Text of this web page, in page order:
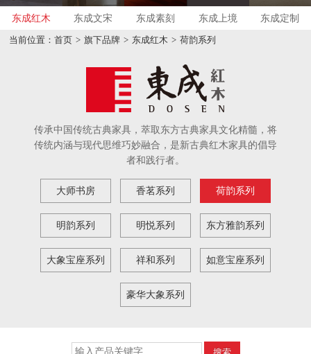
东成红木 东成文宋 东成素刻 东成上境 东成定制
当前位置：首页 > 旗下品牌 > 东成红木 > 荷韵系列
传承中国传统古典家具，萃取东方古典家具文化精髓，将
传统内涵与现代思维巧妙融合，是新古典红木家具的倡导
者和践行者。
大师书房 香茗系列 荷韵系列
明韵系列 明悦系列 东方雅韵系列
大象宝座系列 祥和系列 如意宝座系列
豪华大象系列